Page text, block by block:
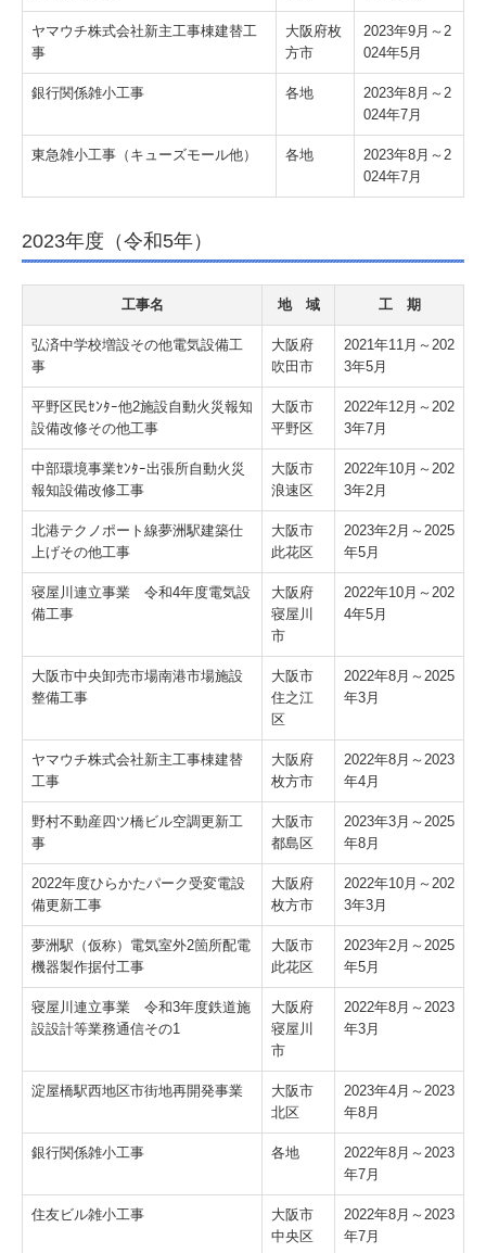
ヤマウチ株式会社新主工事棟建替工
事
大阪府枚
方市
2023年9月～2
024年5月
銀行関係雑小工事 各地
2023年8月～2
024年7月
東急雑小工事（キューズモール他） 各地
2023年8月～2
024年7月
2023年度（令和5年）
工事名 地 域 工 期
弘済中学校増設その他電気設備工
事
大阪府
吹田市
2021年11月～202
3年5月
平野区民ｾﾝﾀｰ他2施設自動火災報知
設備改修その他工事
大阪市
平野区
2022年12月～202
3年7月
中部環境事業ｾﾝﾀｰ出張所自動火災
報知設備改修工事
大阪市
浪速区
2022年10月～202
3年2月
北港テクノポート線夢洲駅建築仕
上げその他工事
大阪市
此花区
2023年2月～2025
年5月
寝屋川連立事業 令和4年度電気設
備工事
大阪府
寝屋川
市
2022年10月～202
4年5月
大阪市中央卸売市場南港市場施設
整備工事
大阪市
住之江
区
2022年8月～2025
年3月
ヤマウチ株式会社新主工事棟建替
工事
大阪府
枚方市
2022年8月～2023
年4月
野村不動産四ツ橋ビル空調更新工
事
大阪市
都島区
2023年3月～2025
年8月
2022年度ひらかたパーク受変電設
備更新工事
大阪府
枚方市
2022年10月～202
3年3月
夢洲駅（仮称）電気室外2箇所配電
機器製作据付工事
大阪市
此花区
2023年2月～2025
年5月
寝屋川連立事業 令和3年度鉄道施
設設計等業務通信その1
大阪府
寝屋川
市
2022年8月～2023
年3月
淀屋橋駅西地区市街地再開発事業
大阪市
北区
2023年4月～2023
年8月
銀行関係雑小工事 各地
2022年8月～2023
年7月
住友ビル雑小工事
大阪市
中央区
2022年8月～2023
年7月